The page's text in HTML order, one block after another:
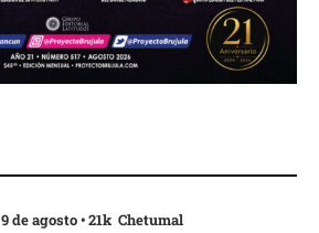
9 de agosto • 21k Chetumal